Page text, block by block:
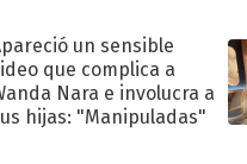
un sensible
que complica a
Nara e involucra a
hijas: "Manipuladas"